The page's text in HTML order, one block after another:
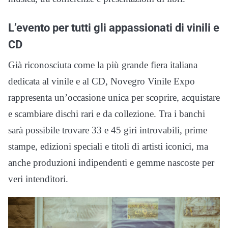
L’evento per tutti gli appassionati di vinili e
CD
Già riconosciuta come la più grande fiera italiana
dedicata al vinile e al CD, Novegro Vinile Expo
rappresenta un’occasione unica per scoprire, acquistare
e scambiare dischi rari e da collezione. Tra i banchi
sarà possibile trovare 33 e 45 giri introvabili, prime
stampe, edizioni speciali e titoli di artisti iconici, ma
anche produzioni indipendenti e gemme nascoste per
veri intenditori.